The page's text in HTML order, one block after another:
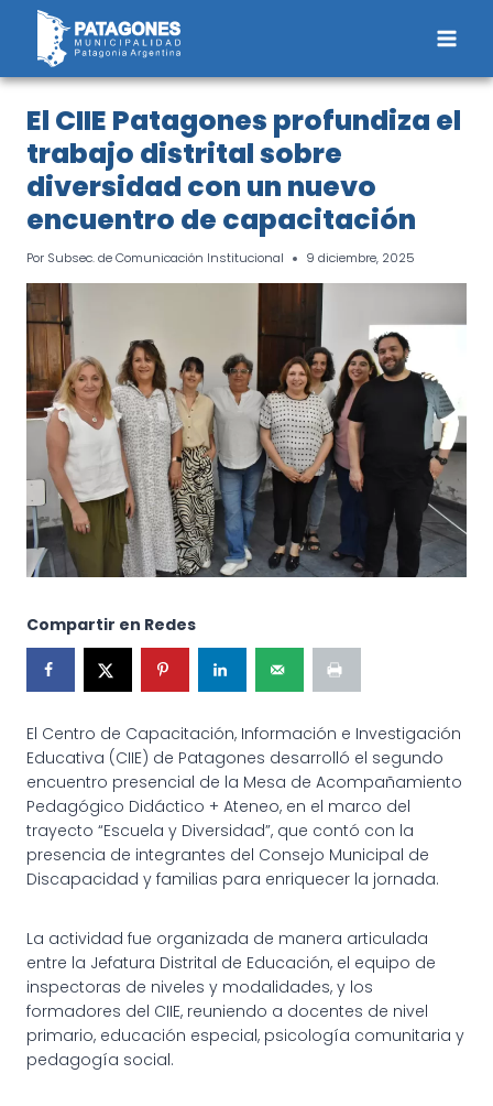
Saltar
contenido
El CIIE Patagones profundiza el
trabajo distrital sobre
diversidad con un nuevo
encuentro de capacitación
Por Subsec. de Comunicación Institucional 9 diciembre, 2025
Compartir en Redes
El Centro de Capacitación, Información e Investigación
Educativa (CIIE) de Patagones desarrolló el segundo
encuentro presencial de la Mesa de Acompañamiento
Pedagógico Didáctico + Ateneo, en el marco del
trayecto “Escuela y Diversidad”, que contó con la
presencia de integrantes del Consejo Municipal de
Discapacidad y familias para enriquecer la jornada.
La actividad fue organizada de manera articulada
entre la Jefatura Distrital de Educación, el equipo de
inspectoras de niveles y modalidades, y los
formadores del CIIE, reuniendo a docentes de nivel
primario, educación especial, psicología comunitaria y
pedagogía social.